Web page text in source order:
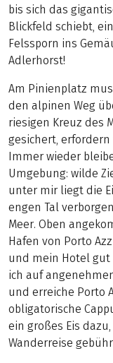
bis sich das
Blickfeld schiebt,
Felssporn ins
Adlerhorst!
Am Pinienplatz
den alpinen Weg
riesigen Kreuz des
gesichert,
Immer wieder
Umgebung: wilde
unter mir liegt die
engen Tal
Meer. Oben
Hafen von Porto
und mein Hotel gut
ich auf
und erreiche Porto
obligatorische
ein großes Eis
Wanderreise